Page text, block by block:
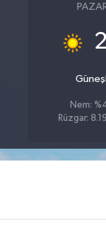
Nem:
Rüzgar: